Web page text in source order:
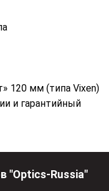
120 мм (типа Vixen)
и гарантийный
"Optics-Russia"